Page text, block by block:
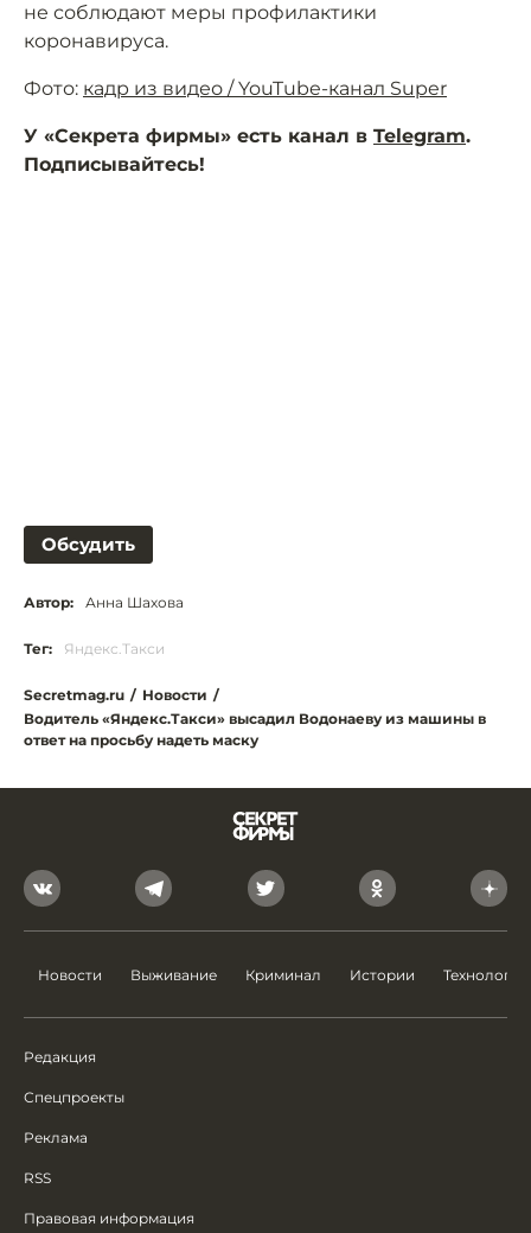
не соблюдают меры профилактики
коронавируса.
Фото: кадр из видео / YouTube-канал Super
У «Секрета фирмы» есть канал в Telegram.
Подписывайтесь!
Обсудить
Автор: Анна Шахова
Тег: Яндекс.Такси
Secretmag.ru / Новости /
Водитель «Яндекс.Такси» высадил Водонаеву из машины в
ответ на просьбу надеть маску
Новости Выживание Криминал Истории Технологии
Редакция
Спецпроекты
Реклама
RSS
Правовая информация